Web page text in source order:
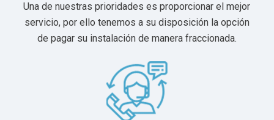
Una de nuestras prioridades es proporcionar el mejor
servicio, por ello tenemos a su disposición la opción
de pagar su instalación de manera fraccionada.